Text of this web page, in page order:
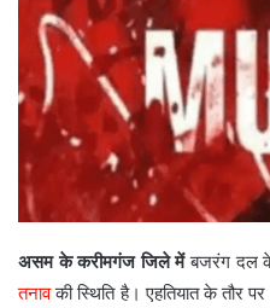
असम के करीमगंज जिले मेंबजरंग दल
तनावकी स्थिति है। एहतियात के तौर